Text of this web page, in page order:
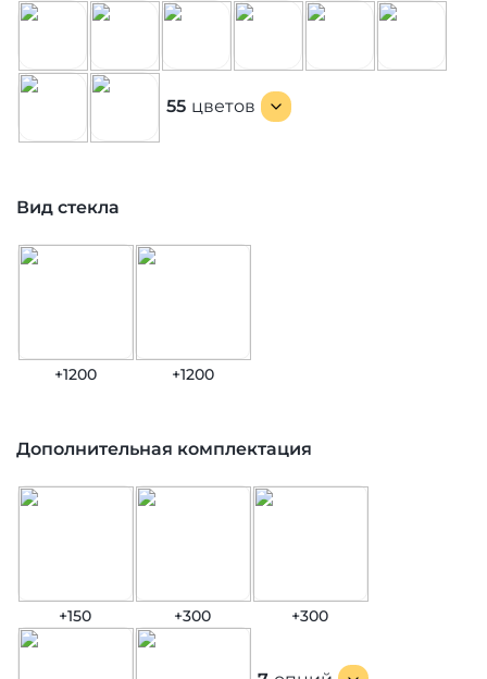
55 цветов
Вид стекла
+1200 +1200
Дополнительная комплектация
+150 +300 +300